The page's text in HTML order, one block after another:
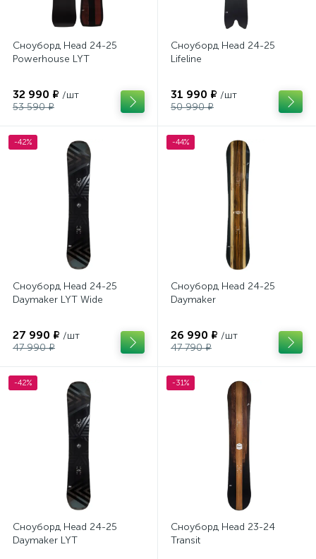
Сноуборд Head 24-25
Powerhouse LYT
32 990 ₽ /шт
53 590 ₽
Сноуборд Head 24-25
Lifeline
31 990 ₽ /шт
50 990 ₽
-42%
Сноуборд Head 24-25
Daymaker LYT Wide
27 990 ₽ /шт
47 990 ₽
-44%
Сноуборд Head 24-25
Daymaker
26 990 ₽ /шт
47 790 ₽
-42%
Сноуборд Head 24-25
Daymaker LYT
-31%
Сноуборд Head 23-24
Transit